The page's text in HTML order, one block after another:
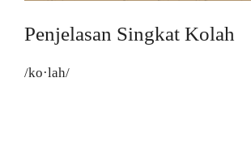
Penjelasan Singkat Kolah
/ko·lah/